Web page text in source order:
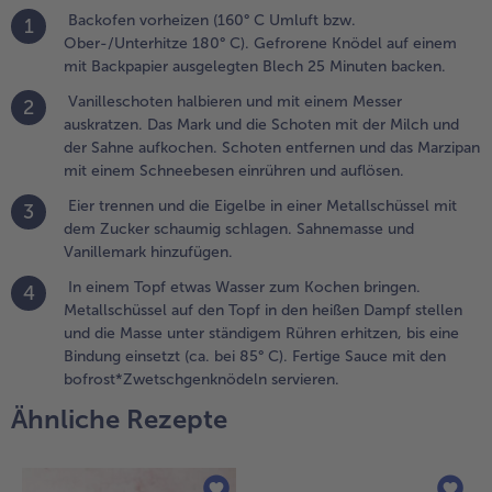
trennen
die
dem
1
Backofen vorheizen (160° C Umluft bzw.
Ober-/Unterhitze 180° C). Gefrorene Knödel auf einem
mit Backpapier ausgelegten Blech 25 Minuten backen.
2
Vanilleschoten halbieren und mit einem Messer
auskratzen. Das Mark und die Schoten mit der Milch und
der Sahne aufkochen. Schoten entfernen und das Marzipan
mit einem Schneebesen einrühren und auflösen.
3
Eier trennen und die Eigelbe in einer Metallschüssel mit
dem Zucker schaumig schlagen. Sahnemasse und
Vanillemark hinzufügen.
4
In einem Topf etwas Wasser zum Kochen bringen.
Metallschüssel auf den Topf in den heißen Dampf stellen
und die Masse unter ständigem Rühren erhitzen, bis eine
Bindung einsetzt (ca. bei 85° C). Fertige Sauce mit den
bofrost*Zwetschgenknödeln servieren.
Ähnliche Rezepte